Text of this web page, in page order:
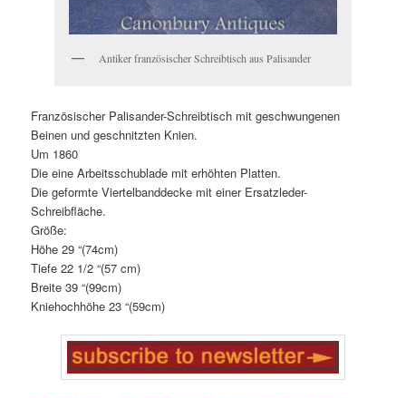
Antiker französischer Schreibtisch aus Palisander
Französischer Palisander-Schreibtisch mit geschwungenen
Beinen und geschnitzten Knien.
Um 1860
Die eine Arbeitsschublade mit erhöhten Platten.
Die geformte Viertelbanddecke mit einer Ersatzleder-
Schreibfläche.
Größe:
Höhe 29 “(74cm)
Tiefe 22 1/2 “(57 cm)
Breite 39 “(99cm)
Kniehochhöhe 23 “(59cm)